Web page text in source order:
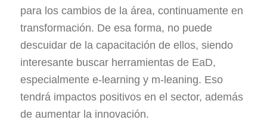
para los cambios de la área, continuamente en
transformación. De esa forma, no puede
descuidar de la capacitación de ellos, siendo
interesante buscar herramientas de EaD,
especialmente e-learning y m-leaning. Eso
tendrá impactos positivos en el sector, además
de aumentar la innovación.